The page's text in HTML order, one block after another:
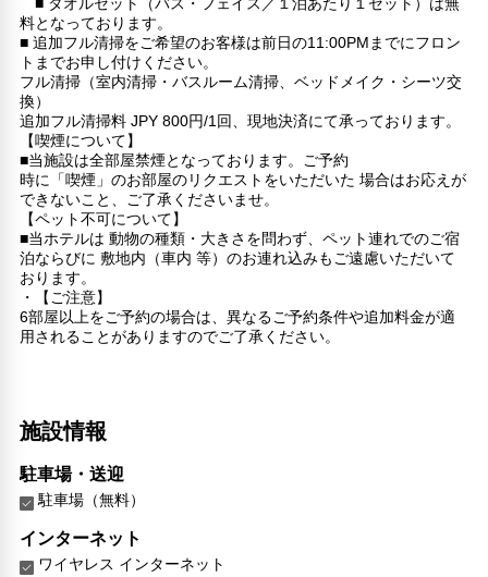
料となっております。
■ 追加フル清掃をご希望のお客様は前日の11:00PMまでにフロン
トまでお申し付けください。
フル清掃（室内清掃・バスルーム清掃、ベッドメイク・シーツ交
換）
追加フル清掃料 JPY 800円/1回、現地決済にて承っております。
【喫煙について】
■当施設は全部屋禁煙となっております。ご予約
時に「喫煙」のお部屋のリクエストをいただいた 場合はお応えが
できないこと、ご了承くださいませ。
【ペット不可について】
■当ホテルは 動物の種類・大きさを問わず、ペット連れでのご宿
泊ならびに 敷地内（車内 等）のお連れ込みもご遠慮いただいて
おります。
・【ご注意】
6部屋以上をご予約の場合は、異なるご予約条件や追加料金が適
用されることがありますのでご了承ください。
施設情報
駐車場・送迎
駐車場（無料）
インターネット
ワイヤレス インターネット